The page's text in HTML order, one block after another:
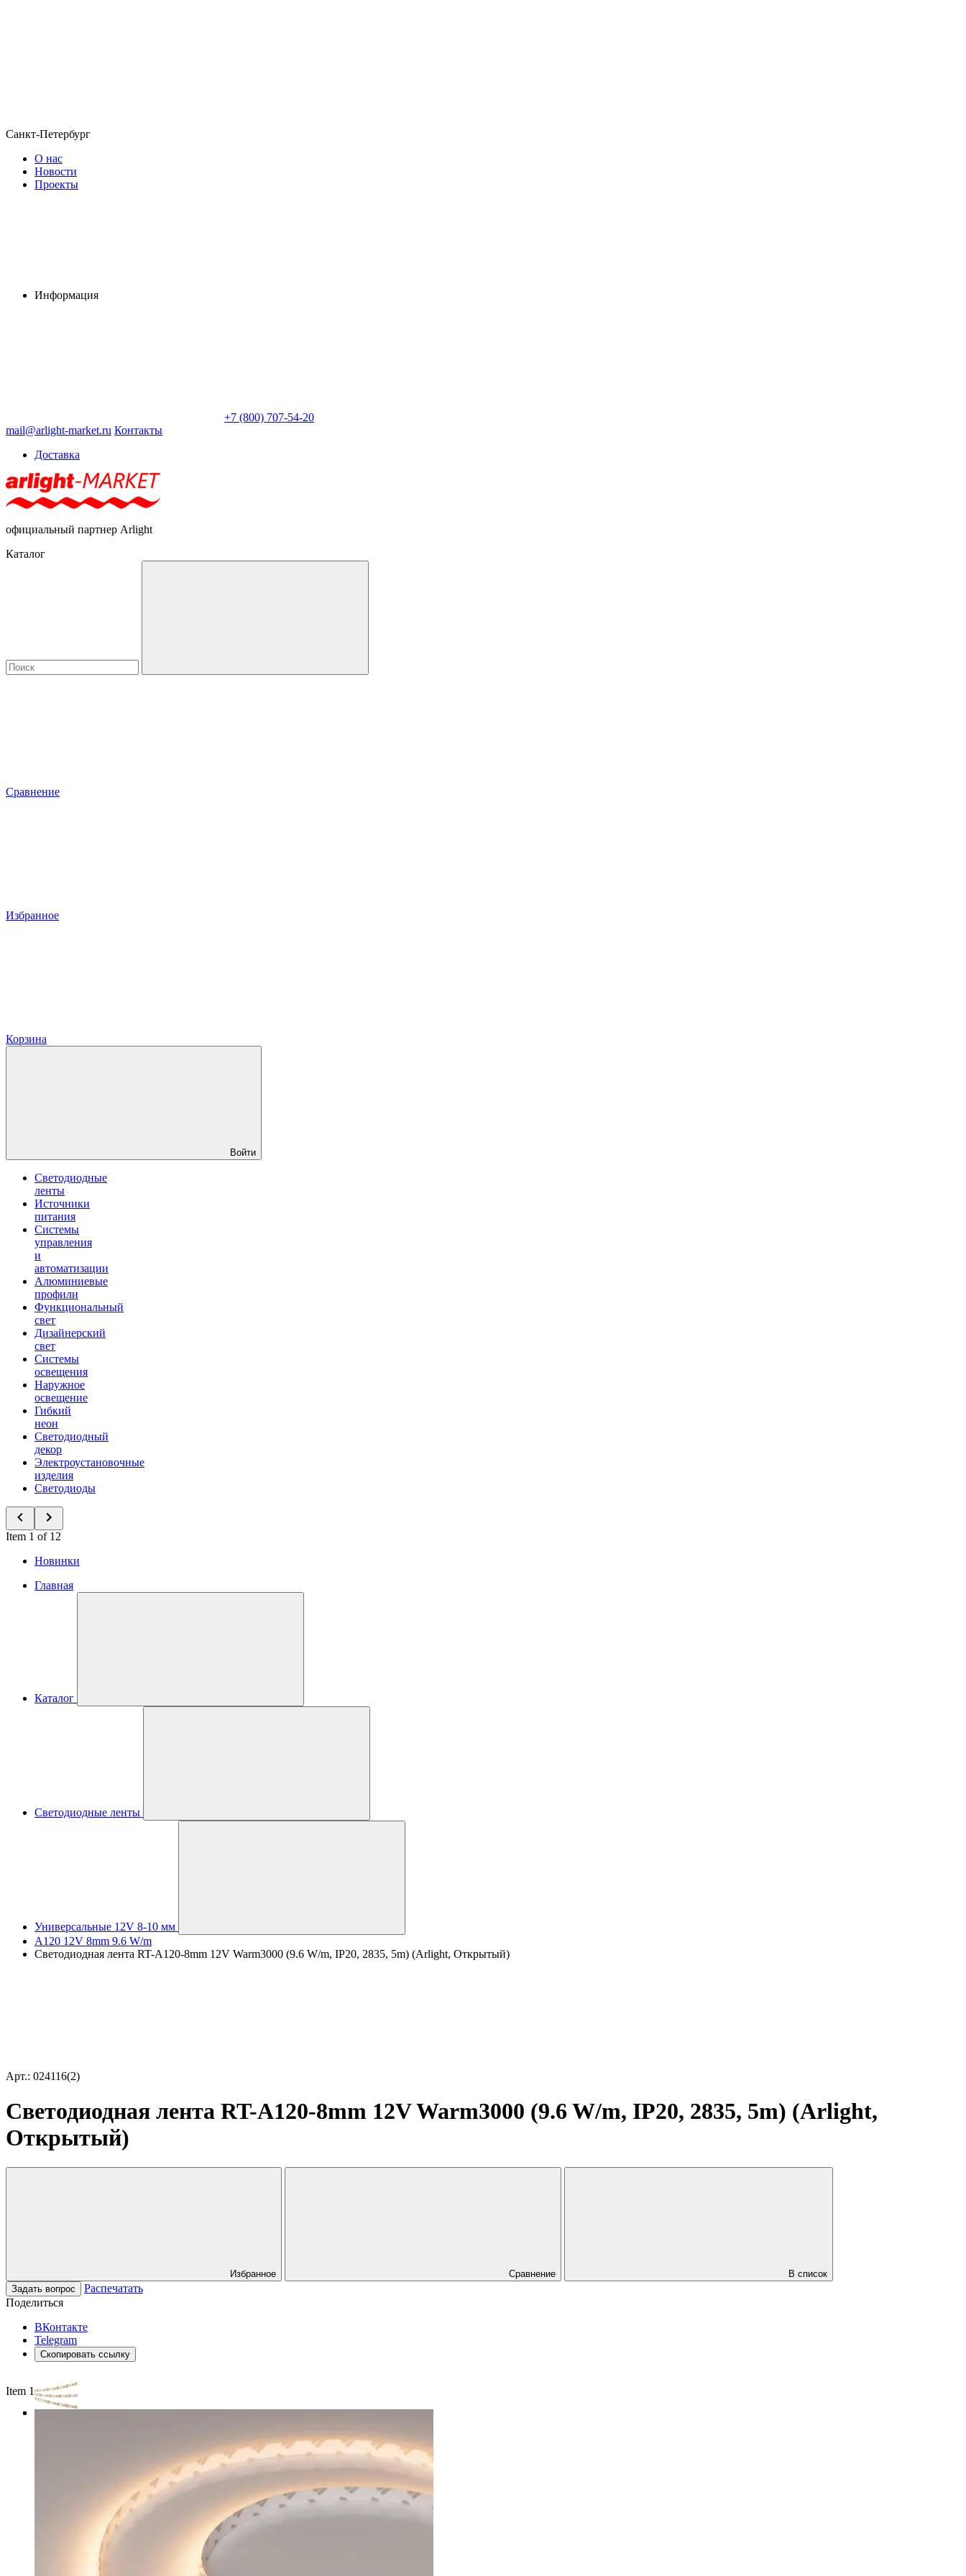
Санкт-Петербург
О нас
Новости
Проекты
Информация
+7 (800) 707-54-20
mail@arlight-market.ru Контакты
Доставка
официальный партнер Arlight
Каталог
Сравнение
Избранное
Корзина
Войти
Светодиодные
ленты
Источники
питания
Системы
управления
и
автоматизации
Алюминиевые
профили
Функциональный
свет
Дизайнерский
свет
Системы
освещения
Наружное
освещение
Гибкий
неон
Светодиодный
декор
Электроустановочные
изделия
Светодиоды
Item 1 of 12
Новинки
Главная
Каталог
Светодиодные ленты
Универсальные 12V 8-10 мм
A120 12V 8mm 9.6 W/m
Светодиодная лента RT-A120-8mm 12V Warm3000 (9.6 W/m, IP20, 2835, 5m) (Arlight, Открытый)
Арт.: 024116(2)
Светодиодная лента RT-A120-8mm 12V Warm3000 (9.6 W/m, IP20, 2835, 5m) (Arlight,
Открытый)
Избранное Сравнение
В список
Задать вопрос
Распечатать
Поделиться
ВКонтакте
Telegram
Скопировать ссылку
Item 1 of 4